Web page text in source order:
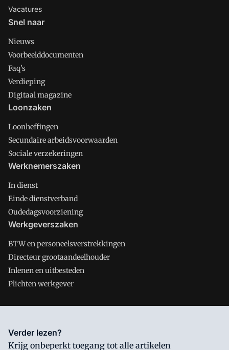
Vacatures
Snel naar
Nieuws
Voorbeelddocumenten
Faq's
Verdieping
Digitaal magazine
Loonzaken
Loonheffingen
Secundaire arbeidsvoorwaarden
Sociale verzekeringen
Werknemerszaken
In dienst
Einde dienstverband
Oudedagsvoorziening
Werkgeverszaken
BTW en personeelsverstrekkingen
Directeur grootaandeelhouder
Inlenen en uitbesteden
Plichten werkgever
Salarisnet is onderdeel van VMN media. Lees in
waar VMN media voor staat. Op gebruik van deze site zijn de
Verder lezen?
Krijg onbeperkt toegang tot alle artikelen